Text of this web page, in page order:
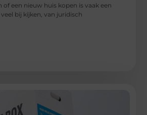
een nieuw huis kopen is vaak een
bij kijken, van juridisch